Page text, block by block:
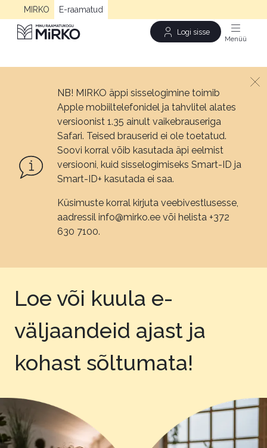
MIRKO E-raamatud
Logi sisse
NB! MIRKO äppi sisselogimine toimib
Apple mobiiltelefonidel ja tahvlitel alates
versioonist 1.35 ainult vaikebrauseriga
Safari. Teised brauserid ei ole toetatud.
Soovi korral võib kasutada äpi eelmist
versiooni, kuid sisselogimiseks Smart-ID ja
Smart-ID+ kasutada ei saa.
Küsimuste korral kirjuta veebivestlusesse,
aadressil info@mirko.ee või helista +372
630 7100.
Loe või kuula e-
väljaandeid ajast ja
kohast sõltumata!